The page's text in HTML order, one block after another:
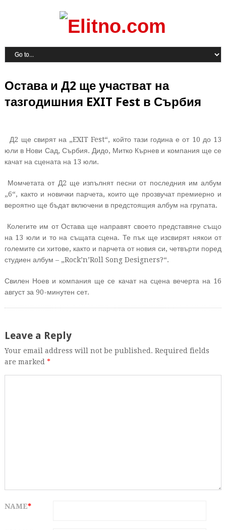
Остава и Д2 ще участват на
тазгодишния EXIT Fest в Сърбия
Д2 ще свирят на „EXIT Fest“, който тази година е от 10 до 13
юли в Нови Сад, Сърбия. Дидо, Митко Кърнев и компания ще се
качат на сцената на 13 юли.
Момчетата от Д2 ще изпълнят песни от последния им албум
„6“, както и новички парчета, които ще прозвучат премиерно и
вероятно ще бъдат включени в предстоящия албум на групата.
Колегите им от Остава ще направят своето представяне също
на 13 юли и то на същата сцена. Те пък ще изсвирят някои от
големите си хитове, както и парчета от новия си, четвърти поред
студиен албум – „Rock’n’Roll Song Designers?“.
Свилен Ноев и компания ще се качат на сцена вечерта на 16
август за 90-минутен сет.
Leave a Reply
Your email address will not be published. Required fields
are marked *
NAME*